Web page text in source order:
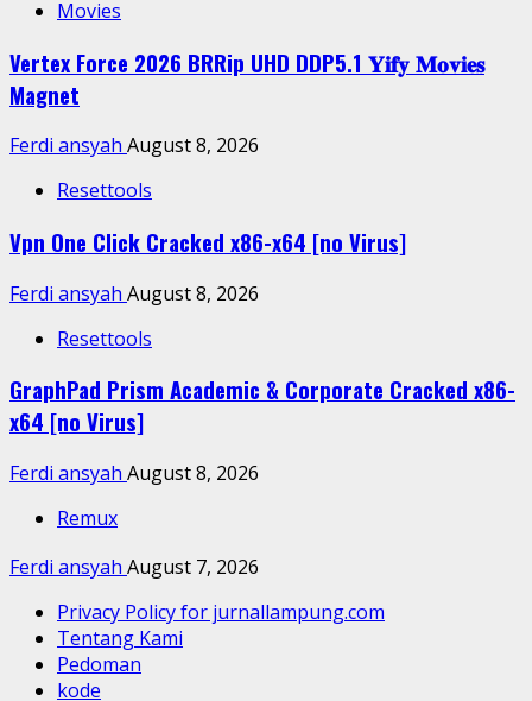
Movies
Vertex Force 2026 BRRip UHD DDP5.1 𝐘𝐢𝐟𝐲 𝐌𝐨𝐯𝐢𝐞𝐬
Magnet
Ferdi ansyah August 8, 2026
Resettools
Vpn One Click Cracked x86-x64 [no Virus]
Ferdi ansyah August 8, 2026
Resettools
GraphPad Prism Academic & Corporate Cracked x86-
x64 [no Virus]
Ferdi ansyah August 8, 2026
Remux
Ferdi ansyah August 7, 2026
Privacy Policy for jurnallampung.com
Tentang Kami
Pedoman
kode